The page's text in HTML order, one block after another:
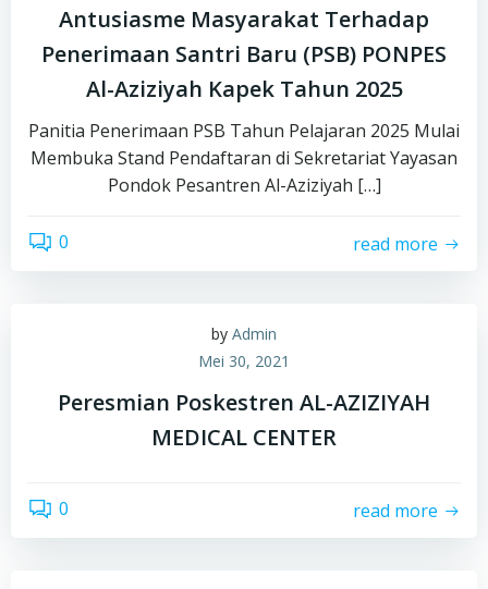
Antusiasme Masyarakat Terhadap
Penerimaan Santri Baru (PSB) PONPES
Al-Aziziyah Kapek Tahun 2025
Panitia Penerimaan PSB Tahun Pelajaran 2025 Mulai
Membuka Stand Pendaftaran di Sekretariat Yayasan
Pondok Pesantren Al-Aziziyah […]
0 read more
by Admin
Mei 30, 2021
Peresmian Poskestren AL-AZIZIYAH
MEDICAL CENTER
0 read more